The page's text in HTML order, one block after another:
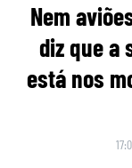
Nem
diz que a
está nos